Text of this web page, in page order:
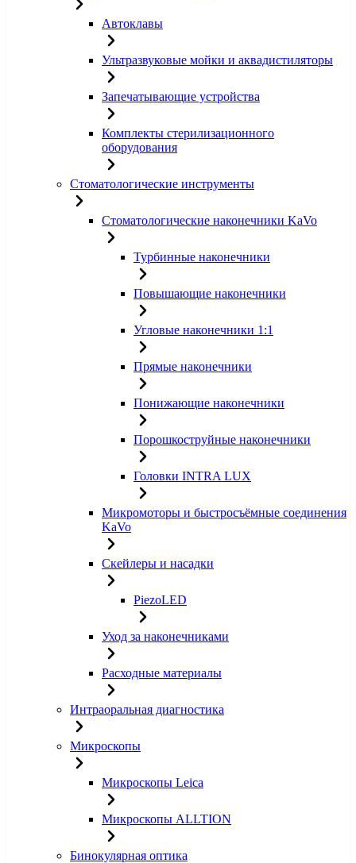
Автоклавы
Ультразвуковые мойки и аквадистиляторы
Запечатывающие устройства
Комплекты стерилизационного
оборудования
Стоматологические инструменты
Стоматологические наконечники KaVo
Турбинные наконечники
Повышающие наконечники
Угловые наконечники 1:1
Прямые наконечники
Понижающие наконечники
Порошкоструйные наконечники
Головки INTRA LUX
Микромоторы и быстросъёмные соединения
KaVo
Скейлеры и насадки
PiezoLED
Уход за наконечниками
Расходные материалы
Интраоральная диагностика
Микроскопы
Микроскопы Leica
Микроскопы ALLTION
Бинокулярная оптика